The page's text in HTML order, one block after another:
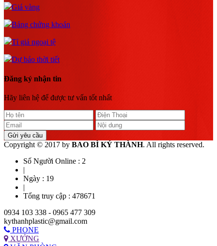
Giá vàng
Bảng chứng khoán
Tỉ giá ngoại tệ
Dự báo thời tiết
Đăng ký nhận tin
Hãy liên hệ để được tư vấn tốt nhất
Gửi yêu cầu
Copyright © 2017 by BAO BÌ KÝ THÀNH. All rights reserved.
Số Người Online : 2
|
Ngày : 19
|
Tổng truy cập : 478671
0934 103 338 - 0965 477 309
kythanhplastic@gmail.com
PHONE
XƯỞNG